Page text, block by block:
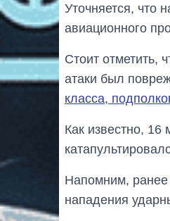
Уточняется, что
авиационного
Стоит отметить,
атаки был
класса,
Как известно,
Напомним,
нападения